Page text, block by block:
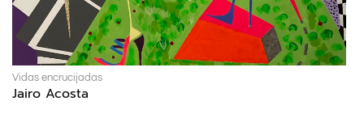
Vidas encrucijadas
Jairo Acosta